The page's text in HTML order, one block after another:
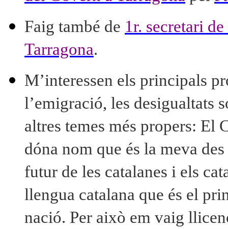
Faig també de 1r. secretari
Tarragona.
M’interessen els principals
l’emigració, les desigualtats
altres temes més propers: El
dóna nom que és la meva
futur de les catalanes i els
llengua catalana que és el
nació. Per això em vaig